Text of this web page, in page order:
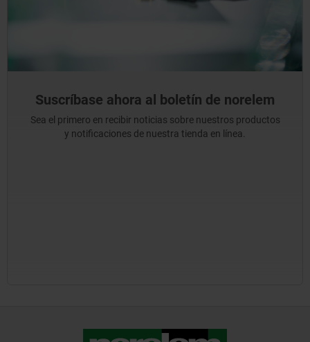
Suscríbase ahora al boletín de norelem
Sea el primero en recibir noticias sobre nuestros productos
y notificaciones de nuestra tienda en línea.